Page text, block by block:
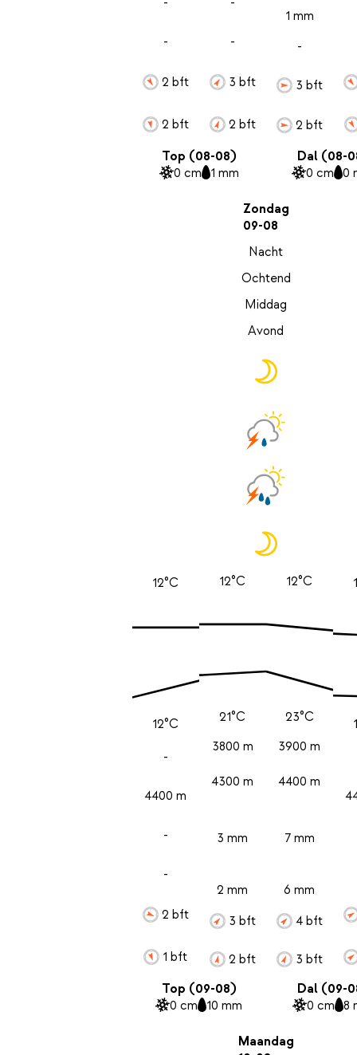
-
2 bft
2 bft
-
3 bft
2 bft
1 mm
-
3 bft
2 bft
Top (08-08)
0 cm 1 mm
Dal (08-
0 cm 0
Zondag
09-08
Nacht
Ochtend
Middag
Avond
12°C
12°C
-
4400 m
-
-
2 bft
1 bft
12°C
21°C
3800 m
4300 m
3 mm
2 mm
3 bft
2 bft
12°C
23°C
3900 m
4400 m
7 mm
6 mm
4 bft
3 bft
Top (09-08)
0 cm 10 mm
Dal (09-
0 cm 8
Maandag